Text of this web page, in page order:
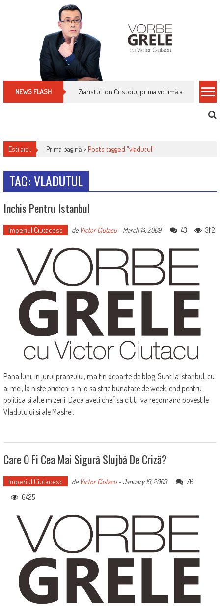
NEWS FLASH Ziaristul Ion Cristoiu, prima victimă a noi
Esti aici: Prima pagină > Posts tagged "vladutul"
TAG: VLADUTUL
Inchis Pentru Istanbul
Imperiul Ciutacesc de Victor Ciutacu- March 14, 2009 43 3112
Pana luni, in jurul pranzului, ma tin departe de blog. Sunt la Istanbul, cu
ai mei, la niste prieteni si n-o sa stric bunatate de week-end pentru
politica si alte mizerii. Daca aveti chef sa cititi, va recomand povestile
Vladutului si ale Mashei.
Care O Fi Cea Mai Sigură Slujbă De Criză?
Imperiul Ciutacesc de Victor Ciutacu-January 19, 2009
76
6425